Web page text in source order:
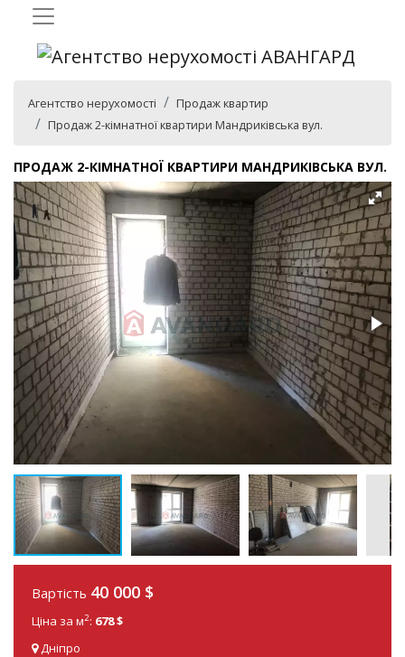
Агентство нерухомості
Продаж квартир
Продаж 2-кімнатної квартири Мандриківська вул.
ПРОДАЖ 2-КІМНАТНОЇ КВАРТИРИ МАНДРИКІВСЬКА ВУЛ.
Вартість 40 000 $
Ціна за м2: 678 $
Дніпро